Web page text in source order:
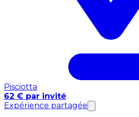
Pisciotta
62 € par invité
Expérience partagée